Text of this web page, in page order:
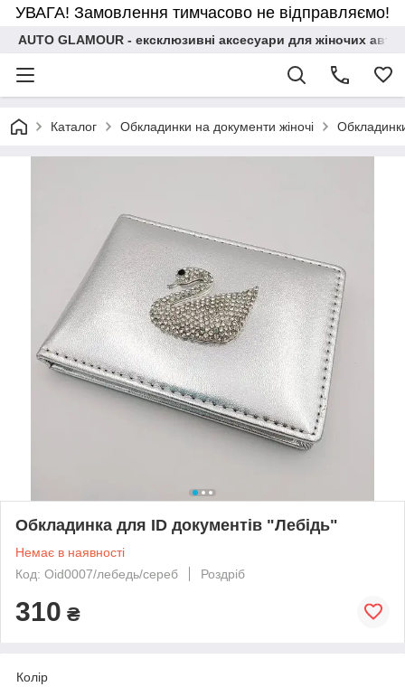
УВАГА! Замовлення тимчасово не відправляємо!
AUTO GLAMOUR - ексклюзивні аксесуари для жіночих
Каталог Обкладинки на документи жіночі
Обкладинка для ID документів "Лебідь"
Немає в наявності
Код: Оid0007/лебедь/сереб
Роздріб
310 ₴
Колір